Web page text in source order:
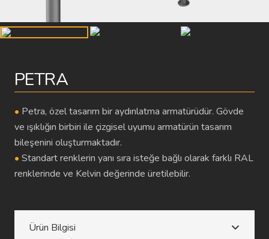
PETRA
• Petra, özel tasarım bir aydınlatma armatürüdür. Gövde
ve ışıklığın birbiri ile çizgisel uyumu armatürün tasarım
bileşenini oluşturmaktadır.
• Standart renklerin yanı sıra isteğe bağlı olarak farklı RAL
renklerinde ve Kelvin değerinde üretilebilir.
Ürün Bilgisi